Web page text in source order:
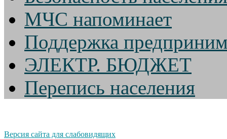
МЧС напоминает
Поддержка
ЭЛЕКТР. БЮДЖЕТ
Перепись населения
Версия сайта для слабовидящих